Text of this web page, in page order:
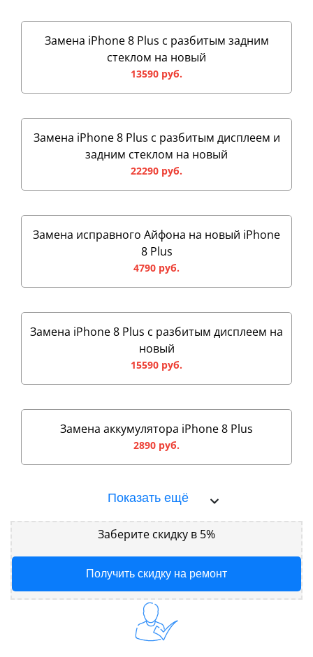
Замена iPhone 8 Plus с разбитым задним
стеклом на новый
13590 руб.
Замена iPhone 8 Plus с разбитым дисплеем и
задним стеклом на новый
22290 руб.
Замена исправного Айфона на новый iPhone
8 Plus
4790 руб.
Замена iPhone 8 Plus с разбитым дисплеем на
новый
15590 руб.
Замена аккумулятора iPhone 8 Plus
2890 руб.
Показать ещё
Заберите скидку в 5%
Получить скидку на ремонт